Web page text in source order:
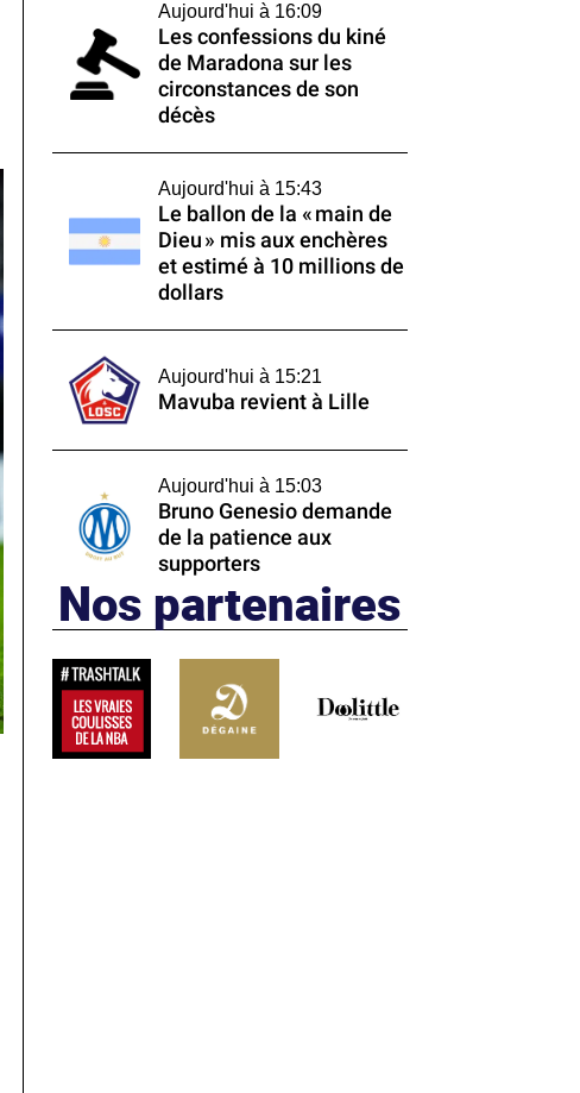
Aujourd'hui à 16:09
Les confessions du kiné
de Maradona sur les
circonstances de son
décès
Aujourd'hui à 15:43
Le ballon de la « main de
Dieu » mis aux enchères
et estimé à 10 millions de
dollars
Aujourd'hui à 15:21
Mavuba revient à Lille
Aujourd'hui à 15:03
Bruno Genesio demande
de la patience aux
supporters
Nos partenaires